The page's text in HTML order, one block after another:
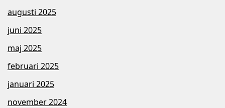
augusti 2025
juni 2025
maj 2025
februari 2025
januari 2025
november 2024